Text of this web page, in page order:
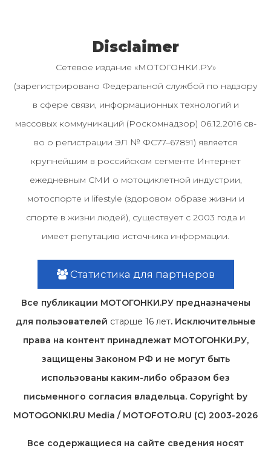
Disclaimer
Сетевое издание «МОТОГОНКИ.РУ»
(зарегистрировано Федеральной службой по надзору
в сфере связи, информационных технологий и
массовых коммуникаций (Роскомнадзор) 06.12.2016 св-
во о регистрации ЭЛ № ФС77–67891) является
крупнейшим в российском сегменте Интернет
ежедневным СМИ о мотоциклетной индустрии,
мотоспорте и lifestyle (здоровом образе жизни и
спорте в жизни людей), существует с 2003 года и
имеет репутацию источника информации.
Статистика для партнеров
Все публикации МОТОГОНКИ.РУ предназначены
для пользователей старше 16 лет. Исключительные
права на контент принадлежат МОТОГОНКИ.РУ,
защищены Законом РФ и не могут быть
использованы каким-либо образом без
письменного согласия владельца. Copyright by
MOTOGONKI.RU Media / MOTOFOTO.RU (C) 2003-2026
Все содержащиеся на cайте сведения носят